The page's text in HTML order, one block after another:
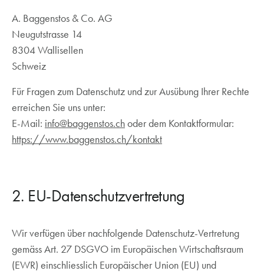
A. Baggenstos & Co. AG
Neugutstrasse 14
8304 Wallisellen
Schweiz
Für Fragen zum Datenschutz und zur Ausübung Ihrer Rechte
erreichen Sie uns unter:
E-Mail: info@baggenstos.choder dem Kontaktformular:
https://www.baggenstos.ch/kontakt
2. EU-Datenschutzvertretung
Wir verfügen über nachfolgende Datenschutz-Vertretung
gemäss Art. 27 DSGVO im Europäischen Wirtschaftsraum
(EWR) einschliesslich Europäischer Union (EU) und